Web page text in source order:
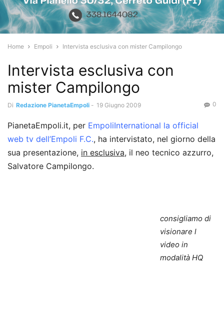
Home Empoli Intervista esclusiva con mister Campilongo
Intervista esclusiva con
mister Campilongo
Di Redazione PianetaEmpoli - 19 Giugno 2009 0
PianetaEmpoli.it, per EmpoliInternational la official
web tv dell’Empoli F.C., ha intervistato, nel giorno della
sua presentazione, in esclusiva, il neo tecnico azzurro,
Salvatore Campilongo.
consigliamo di
visionare l
video in
modalità HQ